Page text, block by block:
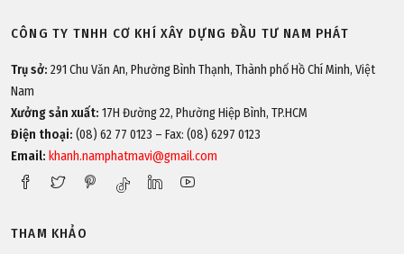
CÔNG TY TNHH CƠ KHÍ XÂY DỰNG ĐẦU TƯ NAM PHÁT
Trụ sở: 291 Chu Văn An, Phường Bình Thạnh, Thành phố Hồ Chí Minh, Việt
Nam
Xưởng sản xuất: 17H Đường 22, Phường Hiệp Bình, TP.HCM
Điện thoại: (08) 62 77 0123 – Fax: (08) 6297 0123
Email: khanh.namphatmavi@gmail.com
THAM KHẢO